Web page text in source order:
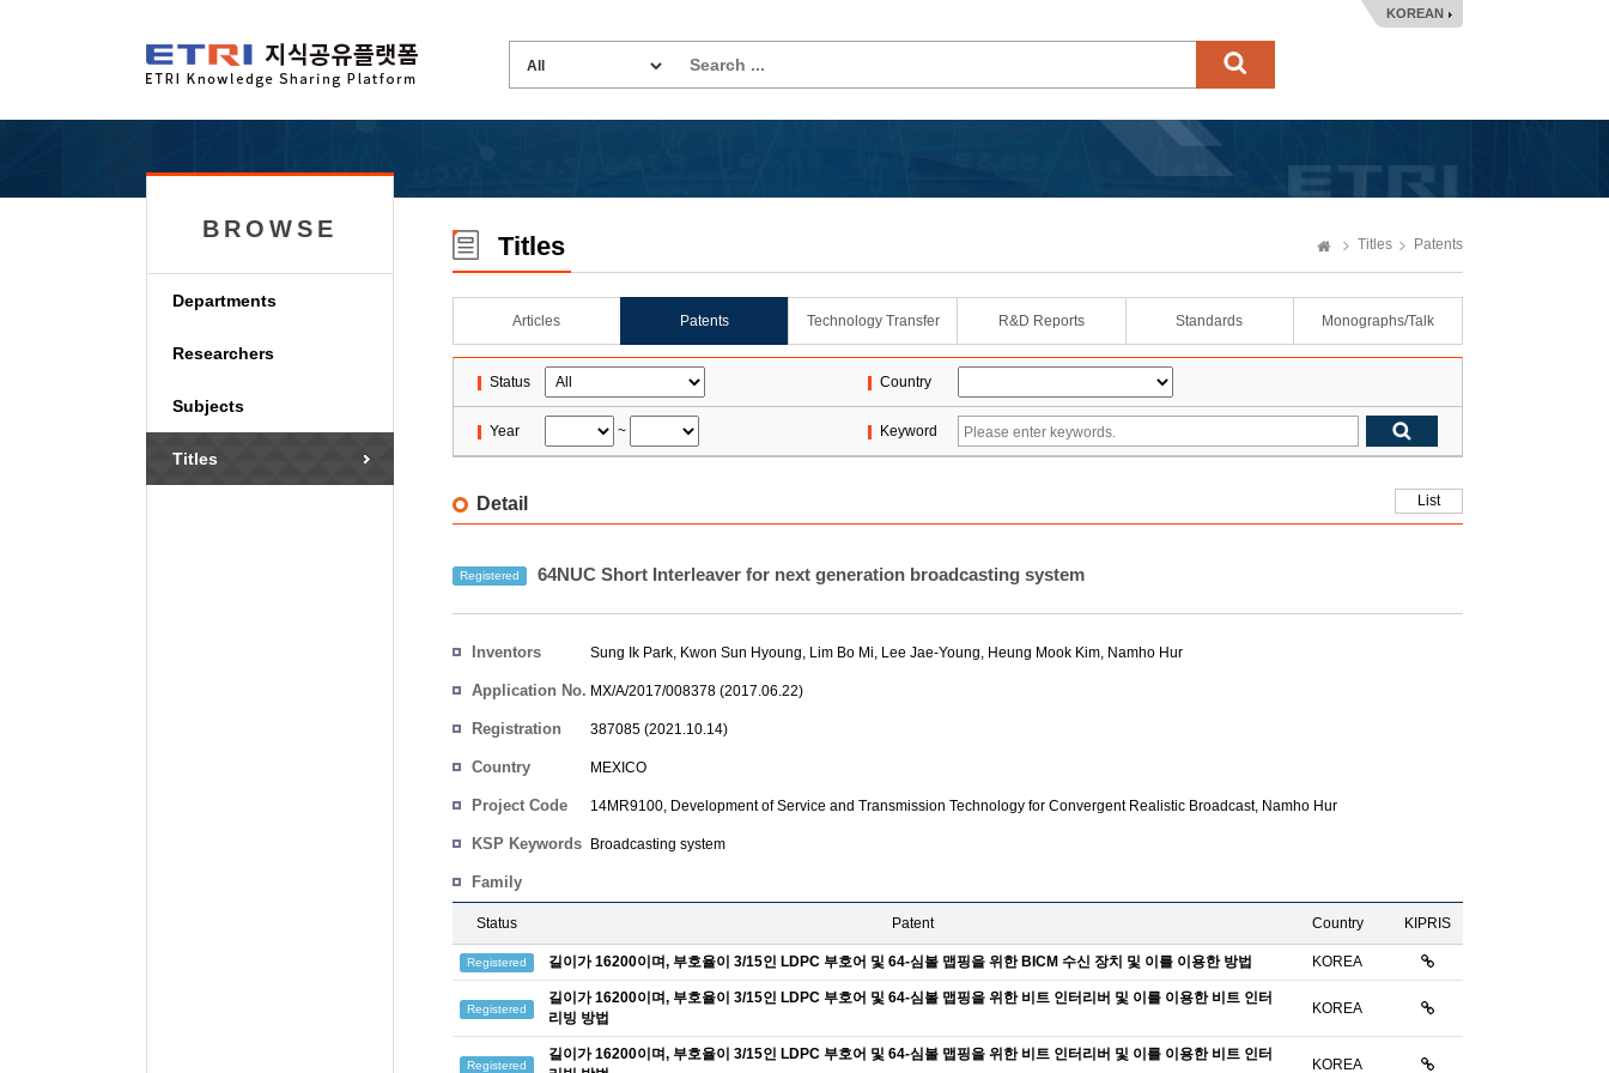
KOREAN
BROWSE
Departments
Researchers
Subjects
Titles
Titles Titles Patents
Articles Patents Technology Transfer R&D Reports Standards Monographs/Talk
Status Country
Year ~ Keyword
Detail List
Registered 64NUC Short Interleaver for next generation broadcasting system
Inventors Sung Ik Park, Kwon Sun Hyoung, Lim Bo Mi, Lee Jae-Young, Heung Mook Kim, Namho Hur
Application No. MX/A/2017/008378 (2017.06.22)
Registration
387085 (2021.10.14)
Country MEXICO
Project Code 14MR9100, Development of Service and Transmission Technology for Convergent Realistic Broadcast, Namho Hur
KSP Keywords Broadcasting system
Family
Status Patent Country KIPRIS
Registered 길이가 16200이며, 부호율이 3/15인 LDPC 부호어 및 64-심볼 맵핑을 위한 BICM 수신 장치 및 이를 이용한 방법 KOREA
Registered
길이가 16200이며, 부호율이 3/15인 LDPC 부호어 및 64-심볼 맵핑을 위한 비트 인터리버 및 이를 이용한 비트 인터
리빙 방법
KOREA
Registered
길이가 16200이며, 부호율이 3/15인 LDPC 부호어 및 64-심볼 맵핑을 위한 비트 인터리버 및 이를 이용한 비트 인터
KOREA